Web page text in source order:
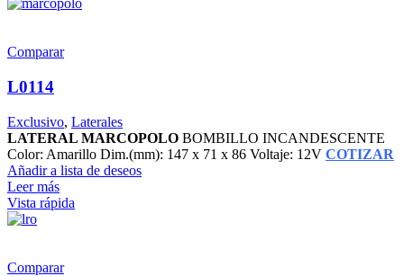
Comparar
L0114
Exclusivo, Laterales
LATERAL MARCOPOLO BOMBILLO INCANDESCENTE
Color: Amarillo Dim.(mm): 147 x 71 x 86 Voltaje: 12V COTIZAR
Añadir a lista de deseos
Leer más
Vista rápida
Comparar